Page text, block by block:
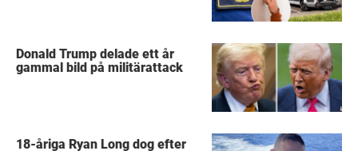
Donald Trump delade ett år
gammal bild på militärattack
18-åriga Ryan Long dog efter